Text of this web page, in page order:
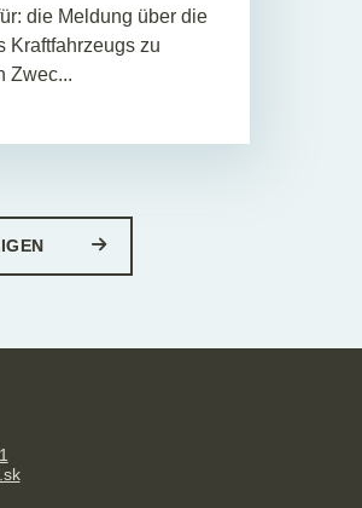
die Meldung über die
Kraftfahrzeugs zu
Zwec...